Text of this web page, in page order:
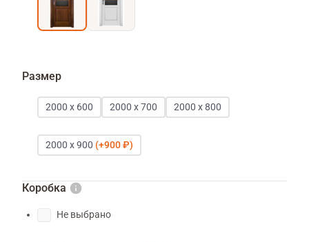
Размер
2000 х 600 2000 х 700 2000 х 800
2000 х 900 900 ₽
Коробка
Не выбрано